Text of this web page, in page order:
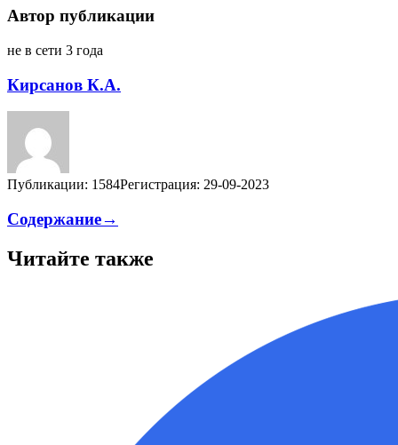
Автор публикации
не в сети 3 года
Кирсанов К.А.
Публикации: 1584Регистрация: 29-09-2023
Содержание→
Читайте также